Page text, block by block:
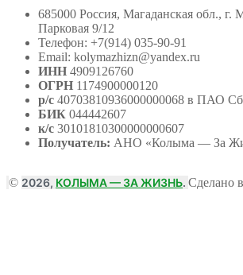
685000 Россия, Магаданская обл., г.
Парковая 9/12
Телефон: +7(914) 035-90-91
Email: kolymazhizn@yandex.ru
ИНН 4909126760
ОГРН 1174900000120
р/с 40703810936000000068 в ПАО
БИК 044442607
к/с 30101810300000000607
Получатель: АНО «Колыма — За
© 2026, КОЛЫМА — ЗА ЖИЗНЬ. Сделано